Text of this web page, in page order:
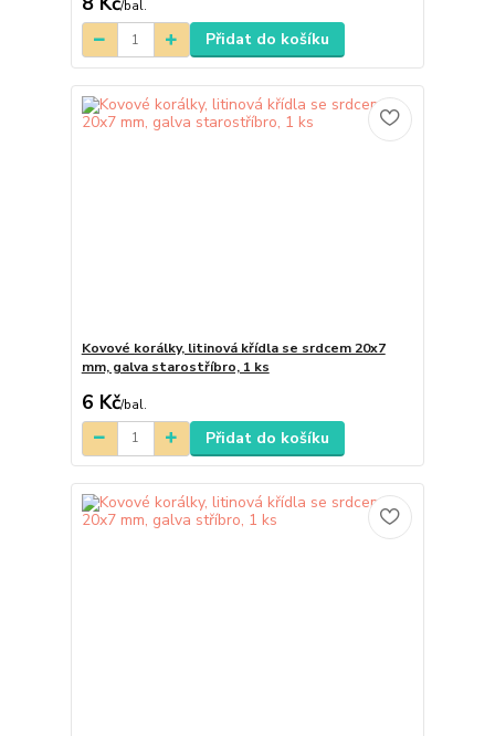
/bal.
Přidat do košíku
Kovové korálky, litinová křídla se srdcem 20x7
mm, galva starostříbro, 1 ks
6 Kč/bal.
Přidat do košíku